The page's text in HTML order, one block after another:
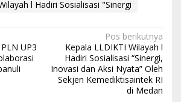
l Hadiri Sosialisasi "Sinergi
UP3
Pos berikutnya
Kepala LLDIKTI Wilayah l
Hadiri Sosialisasi “Sinergi,
Inovasi dan Aksi Nyata” Oleh
Sekjen Kemediktisaintek RI
di Medan